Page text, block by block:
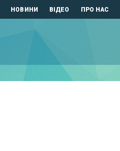
НОВИНИ ВІДЕО ПРО НАС